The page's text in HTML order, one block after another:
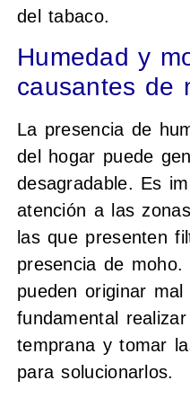
del tabaco.
Humedad y
causantes de
La presencia de
del hogar puede
desagradable. Es
atención a las
las que presenten
presencia de
pueden originar
fundamental
temprana y tomar
para solucionarlos.